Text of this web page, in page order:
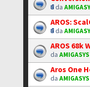
da
AROS:
da
AROS 68k
da
Aros One
da